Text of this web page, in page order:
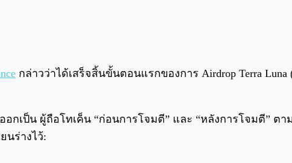
กล่าวว่าได้เสร็จสิ้นขั้นตอนแรกของการ Airdrop Terra
กเป็น ผู้ถือโทเค็น “ก่อนการโจมตี” และ “หลังการโจมตี” ตา
นร่างไว้: